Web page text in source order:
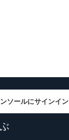
ソールにサインイン